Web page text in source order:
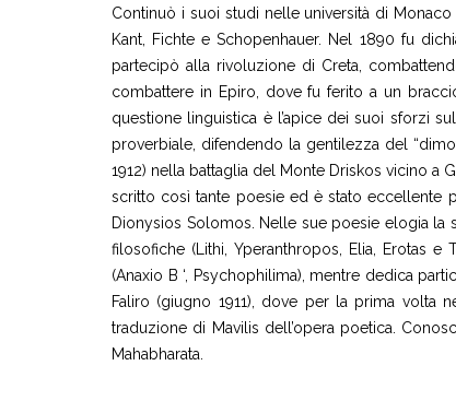
Continuò i suoi studi nelle università di
Kant, Fichte e Schopenhauer. Nel 1890 fu
partecipò alla rivoluzione di Creta,
combattere in Epiro, dove fu ferito a un
questione linguistica è l’apice dei suoi sforzi
proverbiale, difendendo la gentilezza del
1912) nella battaglia del Monte Driskos vicino a
scritto così tante poesie ed è stato eccellente
Dionysios Solomos. Nelle sue poesie elogia la
filosofiche (Lithi, Yperanthropos, Elia, Erotas e
(Anaxio B ‘, Psychophilima), mentre dedica
Faliro (giugno 1911), dove per la prima
traduzione di Mavilis dell’opera poetica.
Mahabharata.